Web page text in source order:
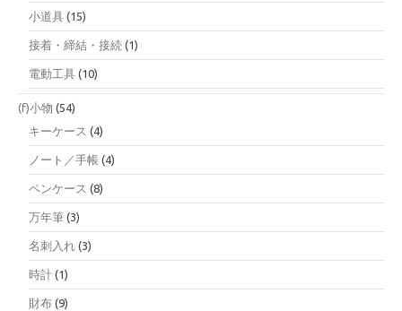
小道具 (15)
接着・締結・接続 (1)
電動工具 (10)
(f)小物 (54)
キーケース (4)
ノート／手帳 (4)
ペンケース (8)
万年筆 (3)
名刺入れ (3)
時計 (1)
財布 (9)